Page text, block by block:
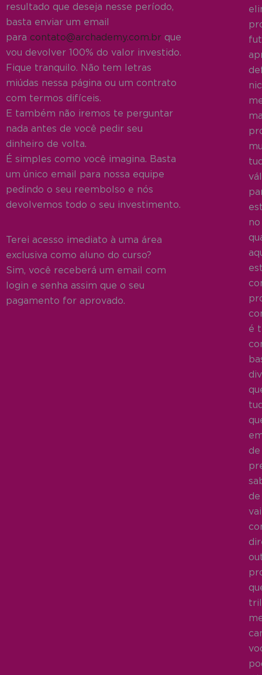
resultado que deseja nesse período,
basta enviar um email
para contato@archademy.com.br que
vou devolver 100% do valor investido.
Fique tranquilo. Não tem letras
miúdas nessa página ou um contrato
com termos difíceis.
E também não iremos te perguntar
nada antes de você pedir seu
dinheiro de volta.
É simples como você imagina. Basta
um único email para nossa equipe
pedindo o seu reembolso e nós
devolvemos todo o seu investimento.
Terei acesso imediato à uma área
exclusiva como aluno do curso?
Sim, você receberá um email com
login e senha assim que o seu
pagamento for aprovado.
é
de